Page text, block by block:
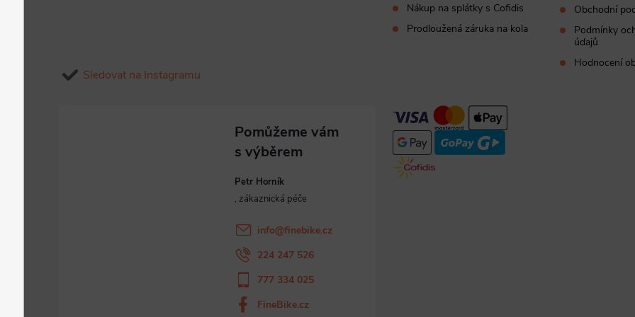
Sledovat na Instagramu
Nákup na splátky s Cofidis
Prodloužená záruka na kola
Obchodní
Podmínky
údajů
Hodnocení
Petr Horník
info@finebike.cz
224 247 526
777 334 025
FineBike.cz